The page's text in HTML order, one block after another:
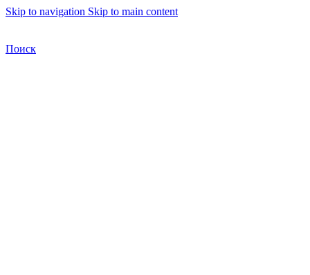
Skip to navigation Skip to main content
Поиск